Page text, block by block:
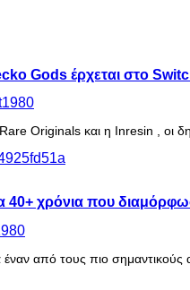
Gods έρχεται στο
Originals και η Inresin , οι
40+ χρόνια που
από τους πιο